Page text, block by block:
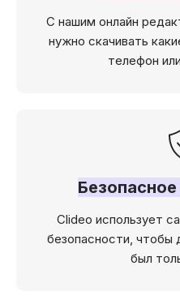
С нашим онлайн
нужно скачивать
телефон
Clideo использует
безопасности, чтобы
был